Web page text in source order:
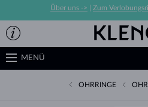
Über uns -> Zum
MENÜ
OHRRINGE